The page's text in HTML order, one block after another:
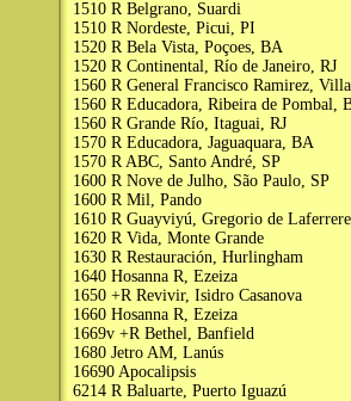
1510 R Belgrano, Suardi
1510 R Nordeste, Picui, PI
1520 R Bela Vista, Poçoes, BA
1520 R Continental, Río de Janeiro, RJ
1560 R General Francisco Ramirez,
1560 R Educadora, Ribeira de Pombal,
1560 R Grande Río, Itaguai, RJ
1570 R Educadora, Jaguaquara, BA
1570 R ABC, Santo André, SP
1600 R Nove de Julho, São Paulo, SP
1600 R Mil, Pando
1610 R Guayviyú, Gregorio de Laferrere
1620 R Vida, Monte Grande
1630 R Restauración, Hurlingham
1640 Hosanna R, Ezeiza
1650 +R Revivir, Isidro Casanova
1660 Hosanna R, Ezeiza
1669v +R Bethel, Banfield
1680 Jetro AM, Lanús
16690 Apocalipsis
6214 R Baluarte, Puerto Iguazú